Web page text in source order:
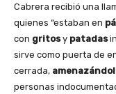
Cabrera recibió una
quienes “estaban en
con gritosy patadas
sirve como puerta de
cerrada,
personas